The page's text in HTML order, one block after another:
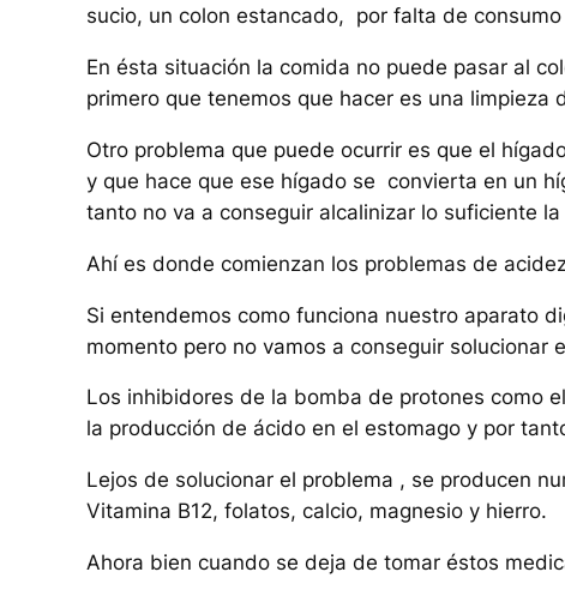
sucio, un colon estancado, por falta de
En ésta situación la comida no puede pasar al
primero que tenemos que hacer es una limpieza
Otro problema que puede ocurrir es que el
y que hace que ese hígado se convierta en un
tanto no va a conseguir alcalinizar lo suficiente
Ahí es donde comienzan los problemas de
Si entendemos como funciona nuestro aparato
momento pero no vamos a conseguir solucionar
Los inhibidores de la bomba de protones como
la producción de ácido en el estomago y por
Lejos de solucionar el problema , se producen
Vitamina B12, folatos, calcio, magnesio y hierro.
Ahora bien cuando se deja de tomar éstos